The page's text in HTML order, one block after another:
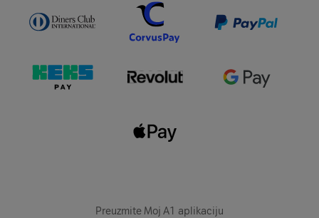
Preuzmite Moj A1 aplikaciju